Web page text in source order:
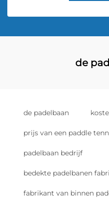
de
de padelbaan
prijs van een paddle
padelbaan bedrijf
bedekte padelbanen
fabrikant van binnen